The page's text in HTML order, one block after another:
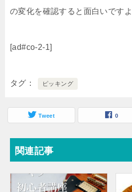
の変化を確認すると面白いですよ
[ad#co-2-1]
タグ ピッキング
Tweet 0
関連記事